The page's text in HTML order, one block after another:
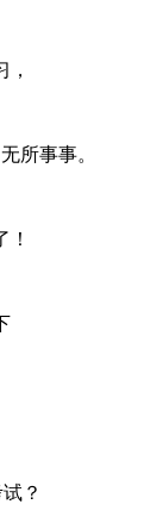
，
所事事。
？